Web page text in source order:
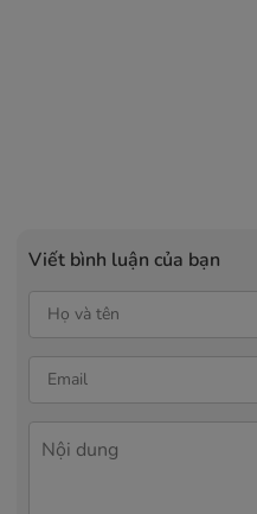
Viết bình luận của bạn